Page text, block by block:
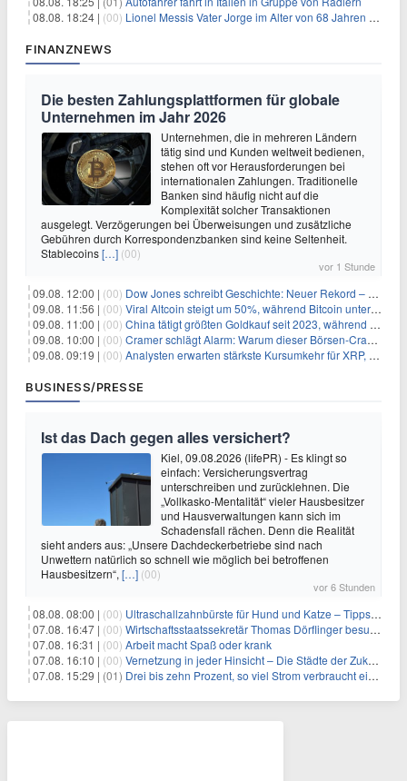
08.08. 18:24 | (00) Lionel Messis Vater Jorge im Alter von 68 Jahren gestorben
FINANZNEWS
Die besten Zahlungsplattformen für globale
Unternehmen im Jahr 2026
Unternehmen, die in mehreren Ländern
tätig sind und Kunden weltweit bedienen,
stehen oft vor Herausforderungen bei
internationalen Zahlungen. Traditionelle
Banken sind häufig nicht auf die
Komplexität solcher Transaktionen
ausgelegt. Verzögerungen bei Überweisungen und zusätzliche
Gebühren durch Korrespondenzbanken sind keine Seltenheit.
Stablecoins[…] (00)
vor 1 Stunde
09.08. 12:00 | (00) Dow Jones schreibt Geschichte: Neuer Rekord – und Amazon knackt die nächste Billionen-Marke
09.08. 11:56 | (00) Viral Altcoin steigt um 50%, während Bitcoin unter $65.000 fällt
09.08. 11:00 | (00) China tätigt größten Goldkauf seit 2023, während Goldpreis um 8% steigt
09.08. 10:00 | (00) Cramer schlägt Alarm: Warum dieser Börsen-Crash die beste Einstiegschance seit Monaten ist
09.08. 09:19 | (00) Analysten erwarten stärkste Kursumkehr für XRP, während Polymarket skeptisch bleibt
BUSINESS/PRESSE
Ist das Dach gegen alles versichert?
Kiel, 09.08.2026 (lifePR) - Es klingt so
einfach: Versicherungsvertrag
unterschreiben und zurücklehnen. Die
„Vollkasko-Mentalität“ vieler Hausbesitzer
und Hausverwaltungen kann sich im
Schadensfall rächen. Denn die Realität
sieht anders aus: „Unsere Dachdeckerbetriebe sind nach
Unwettern natürlich so schnell wie möglich bei betroffenen
Hausbesitzern“, […] (00)
vor 6 Stunden
08.08. 08:00 | (00) Ultraschallzahnbürste für Hund und Katze – Tipps zur erfolgreichen Eingewöhnung
07.08. 16:47 | (00) Wirtschaftsstaatssekretär Thomas Dörflinger besucht Handwerksbetrieb im Kammerbezirk Freiburg
07.08. 16:31 | (00) Arbeit macht Spaß oder krank
07.08. 16:10 | (00) Vernetzung in jeder Hinsicht – Die Städte der Zukunft sind grün-blau
07.08. 15:29 | (01) Drei bis zehn Prozent, so viel Strom verbraucht ein Aufzug im Gebäude